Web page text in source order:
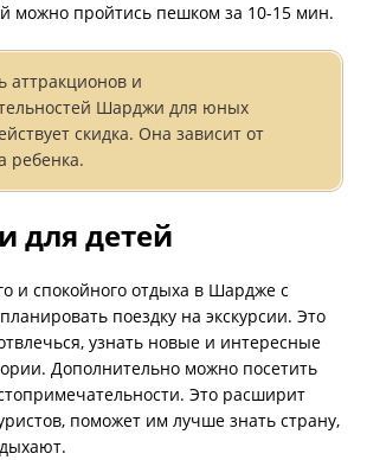
можно пройтись пешком за 10-15 мин.
аттракционов и
Шарджи для юных
скидка. Она зависит от
ребенка.
для детей
и спокойного отдыха в Шардже с
поездку на экскурсии. Это
узнать новые и интересные
Дополнительно можно посетить
Это расширит
поможет им лучше знать страну,